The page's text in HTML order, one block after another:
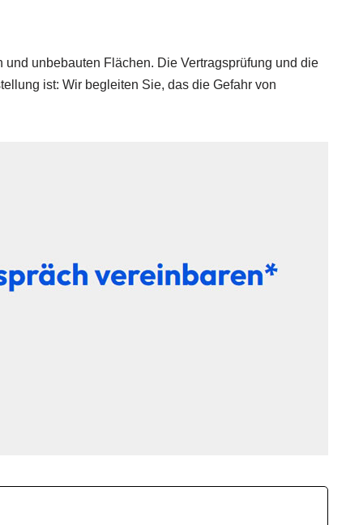
unbebauten Flächen. Die Vertragsprüfung und die
ist: Wir begleiten Sie, das die Gefahr von